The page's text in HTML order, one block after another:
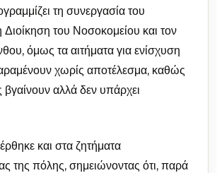
τη συνεργασία του
Διοίκηση του Νοσοκομείου και τον
όμως τα αιτήματα για ενίσχυση
χωρίς αποτέλεσμα, καθώς
βγαίνουν αλλά δεν υπάρχει
και στα ζητήματα
της πόλης, σημειώνοντας ότι, παρά